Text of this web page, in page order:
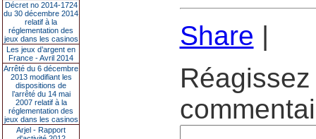
Décret no 2014-1724
du 30 décembre 2014
relatif à la
réglementation des
jeux dans les casinos
Les jeux d’argent en
France - Avril 2014
Arrêté du 6 décembre
2013 modifiant les
dispositions de
l’arrêté du 14 mai
2007 relatif à la
réglementation des
jeux dans les casinos
Arjel - Rapport
Share |